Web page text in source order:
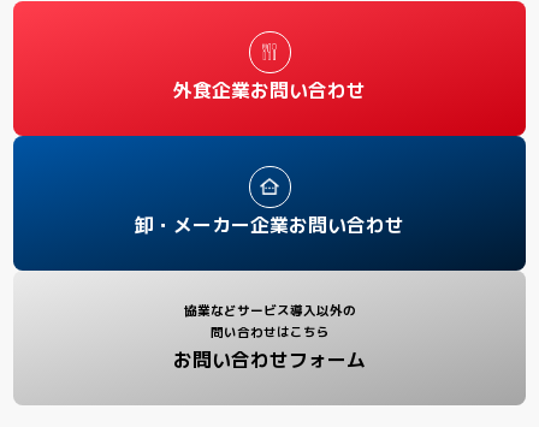
外食企業お問い合わせ
卸・メーカー企業お問い合わせ
協業などサービス導入以外の
問い合わせはこちら
お問い合わせフォーム